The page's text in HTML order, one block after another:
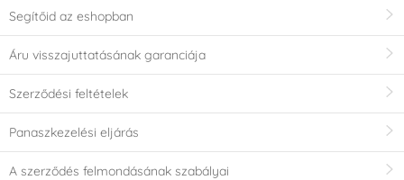
Segítőid az eshopban
Áru visszajuttatásának garanciája
Szerződési feltételek
Panaszkezelési eljárás
A szerződés felmondásának szabályai